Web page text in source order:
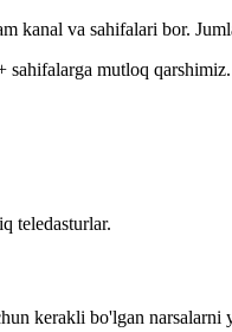
kanal va sahifalari bor.
sahifalarga mutloq
teledasturlar.
kerakli bo'lgan narsalarni